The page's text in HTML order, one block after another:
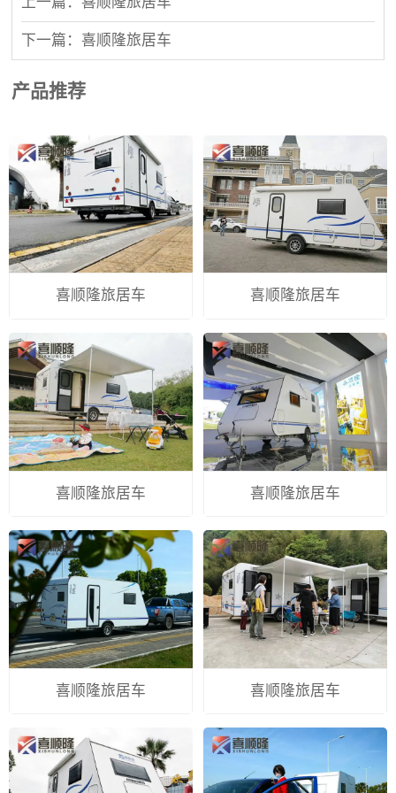
下一篇：喜顺隆旅居车
产品推荐
喜顺隆旅居车 喜顺隆旅居车
喜顺隆旅居车 喜顺隆旅居车
喜顺隆旅居车 喜顺隆旅居车